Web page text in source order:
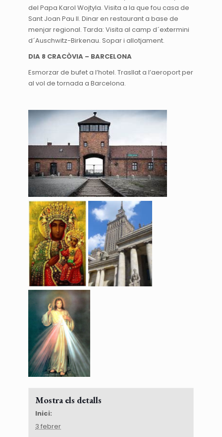
del Papa Karol Wojtyla. Visita a la que fou casa de
Sant Joan Pau II. Dinar en restaurant a base de
menjar regional. Tarda: Visita al camp d´extermini
d´Auschwitz-Birkenau. Sopar i allotjament.
DIA 8 CRACÒVIA – BARCELONA
Esmorzar de bufet a l’hotel. Trasllat a l’aeroport per
al vol de tornada a Barcelona.
Mostra els detalls
Inici:
3 febrer